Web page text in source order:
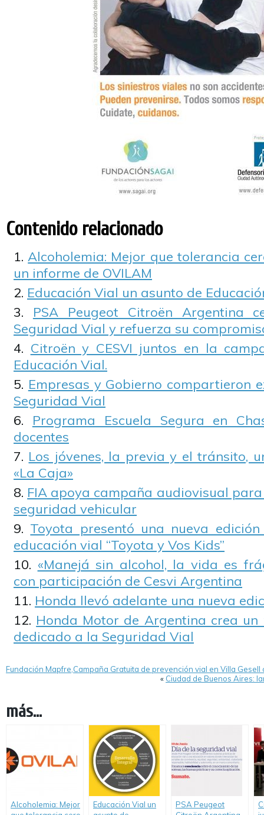
Contenido relacionado
Alcoholemia: Mejor que tolerancia
un informe de OVILAM
Educación Vial un asunto de
PSA Peugeot Citroën Argentina
Seguridad Vial y refuerza su
Citroën y CESVI juntos en la
Educación Vial.
Empresas y Gobierno compartieron
Seguridad Vial
Programa Escuela Segura en
docentes
Los jóvenes, la previa y el tránsito,
«La Caja»
FIA apoya campaña audiovisual
seguridad vehicular
Toyota presentó una nueva
educación vial “Toyota y Vos Kids”
«Manejá sin alcohol, la vida es
con participación de Cesvi Argentina
Honda llevó adelante una nueva
Honda Motor de Argentina crea
dedicado a la Seguridad Vial
Fundación Mapfre,Campaña Gratuita de prevención vial en Villa Gesell
« Ciudad de Buenos Aires:
más...
Alcoholemia: Mejor
Educación Vial un
PSA Peugeot